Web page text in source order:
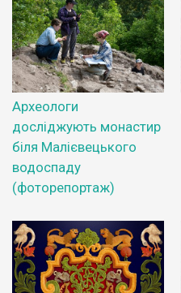
Археологи
досліджують монастир
біля Малієвецького
водоспаду
(фоторепортаж)